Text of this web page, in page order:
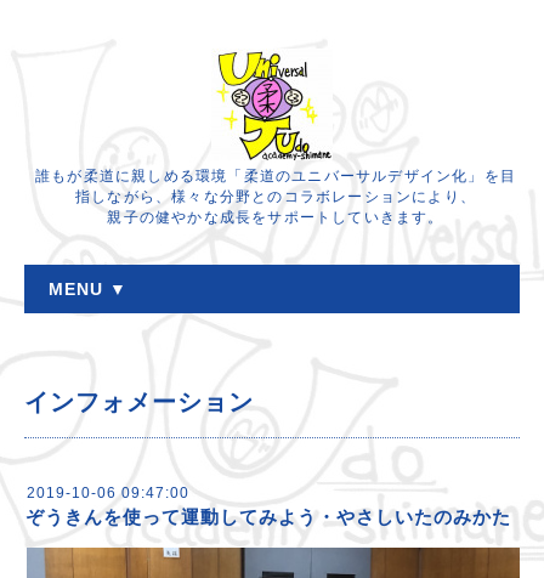
誰もが柔道に親しめる環境「柔道のユニバーサルデザイン化」を目
指しながら、様々な分野とのコラボレーションにより、
親子の健やかな成長をサポートしていきます。
MENU ▼
インフォメーション
2019-10-06 09:47:00
ぞうきんを使って運動してみよう・やさしいたのみかた